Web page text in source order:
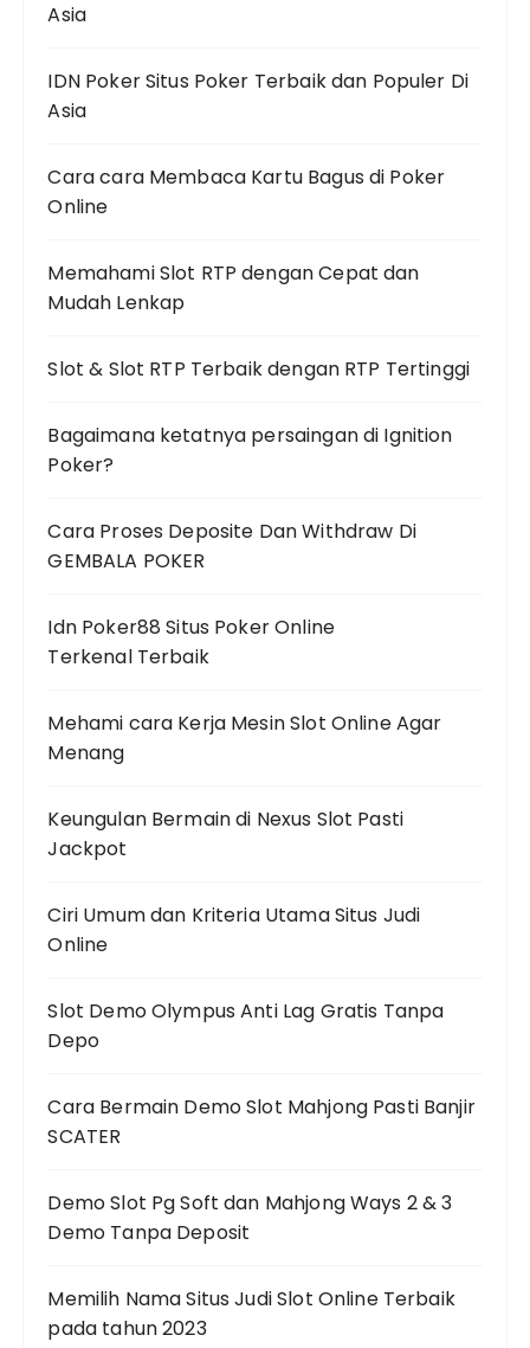
Asia
IDN Poker Situs Poker Terbaik dan Populer Di
Asia
Cara cara Membaca Kartu Bagus di Poker
Online
Memahami Slot RTP dengan Cepat dan
Mudah Lenkap
Slot & Slot RTP Terbaik dengan RTP Tertinggi
Bagaimana ketatnya persaingan di Ignition
Poker?
Cara Proses Deposite Dan Withdraw Di
GEMBALA POKER
Idn Poker88 Situs Poker Online
Terkenal Terbaik
Mehami cara Kerja Mesin Slot Online Agar
Menang
Keungulan Bermain di Nexus Slot Pasti
Jackpot
Ciri Umum dan Kriteria Utama Situs Judi
Online
Slot Demo Olympus Anti Lag Gratis Tanpa
Depo
Cara Bermain Demo Slot Mahjong Pasti Banjir
SCATER
Demo Slot Pg Soft dan Mahjong Ways 2 & 3
Demo Tanpa Deposit
Memilih Nama Situs Judi Slot Online Terbaik
pada tahun 2023